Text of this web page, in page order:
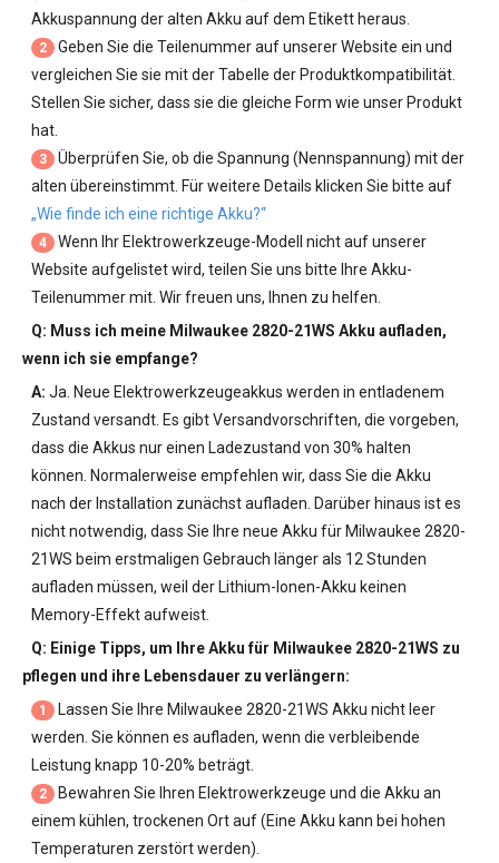
Akkuspannung der alten Akku auf dem Etikett heraus.
2
Geben Sie die Teilenummer auf unserer Website ein und
vergleichen Sie sie mit der Tabelle der Produktkompatibilität.
Stellen Sie sicher, dass sie die gleiche Form wie unser Produkt
hat.
3
Überprüfen Sie, ob die Spannung (Nennspannung) mit der
alten übereinstimmt. Für weitere Details klicken Sie bitte auf
„Wie finde ich eine richtige Akku?“
4
Wenn Ihr Elektrowerkzeuge-Modell nicht auf unserer
Website aufgelistet wird, teilen Sie uns bitte Ihre Akku-
Teilenummer mit. Wir freuen uns, Ihnen zu helfen.
Q: Muss ich meine Milwaukee 2820-21WS Akku aufladen,
wenn ich sie empfange?
A: Ja. Neue Elektrowerkzeugeakkus werden in entladenem
Zustand versandt. Es gibt Versandvorschriften, die vorgeben,
dass die Akkus nur einen Ladezustand von 30% halten
können. Normalerweise empfehlen wir, dass Sie die Akku
nach der Installation zunächst aufladen. Darüber hinaus ist es
nicht notwendig, dass Sie Ihre neue Akku für Milwaukee 2820-
21WS beim erstmaligen Gebrauch länger als 12 Stunden
aufladen müssen, weil der Lithium-Ionen-Akku keinen
Memory-Effekt aufweist.
Q: Einige Tipps, um IhreAkku für Milwaukee 2820-21WS zu
pflegen und ihre Lebensdauer zu verlängern:
1 Lassen Sie Ihre Milwaukee 2820-21WS Akku nicht leer
werden. Sie können es aufladen, wenn die verbleibende
Leistung knapp 10-20% beträgt.
2
Bewahren Sie Ihren Elektrowerkzeuge und die Akku an
einem kühlen, trockenen Ort auf (Eine Akku kann bei hohen
Temperaturen zerstört werden).